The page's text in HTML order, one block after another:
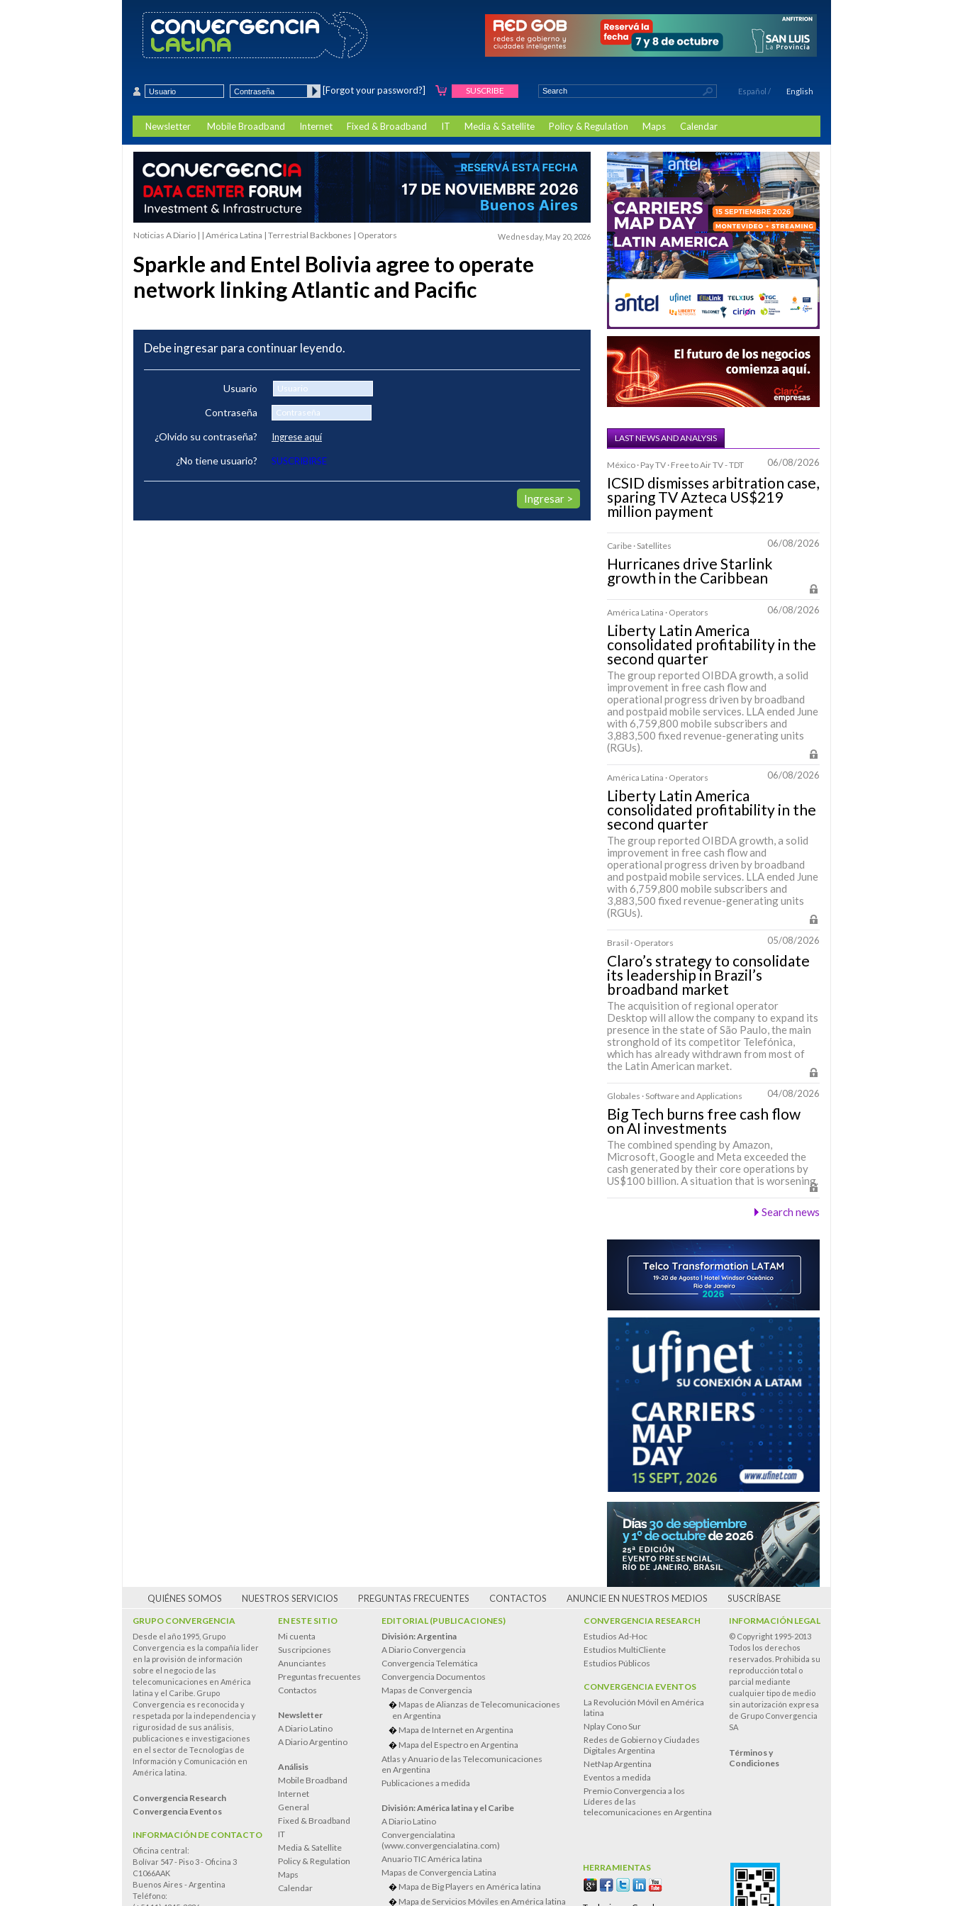
[Forgot your password?] SUSCRIBE Español / English
Newsletter Mobile Broadband Internet Fixed & Broadband IT Media & Satellite Policy & Regulation Maps Calendar
Wednesday, May 20, 2026
Noticias A Diario | | América Latina | Terrestrial Backbones | Operators
Sparkle and Entel Bolivia agree to operate
network linking Atlantic and Pacific
Debe ingresar para continuar leyendo.
Usuario
Contraseña
¿Olvido su contraseña?
Ingrese aquí
¿No tiene usuario? SUSCRIBIRSE
LAST NEWS AND ANALYSIS
México · Pay TV · Free to Air TV - TDT 06/08/2026
ICSID dismisses arbitration case,
sparing TV Azteca US$219
million payment
Caribe · Satellites 06/08/2026
Hurricanes drive Starlink
growth in the Caribbean
América Latina · Operators 06/08/2026
Liberty Latin America
consolidated profitability in the
second quarter
The group reported OIBDA growth, a solid
improvement in free cash flow and
operational progress driven by broadband
and postpaid mobile services. LLA ended June
with 6,759,800 mobile subscribers and
3,883,500 fixed revenue-generating units
(RGUs).
América Latina · Operators 06/08/2026
Liberty Latin America
consolidated profitability in the
second quarter
The group reported OIBDA growth, a solid
improvement in free cash flow and
operational progress driven by broadband
and postpaid mobile services. LLA ended June
with 6,759,800 mobile subscribers and
3,883,500 fixed revenue-generating units
(RGUs).
Brasil · Operators 05/08/2026
Claro’s strategy to consolidate
its leadership in Brazil’s
broadband market
The acquisition of regional operator
Desktop will allow the company to expand its
presence in the state of São Paulo, the main
stronghold of its competitor Telefónica,
which has already withdrawn from most of
the Latin American market.
Globales · Software and Applications 04/08/2026
Big Tech burns free cash flow
on AI investments
The combined spending by Amazon,
Microsoft, Google and Meta exceeded the
cash generated by their core operations by
US$100 billion. A situation that is worsening.
Search news
QUIÉNES SOMOS NUESTROS SERVICIOS PREGUNTAS FRECUENTES CONTACTOS ANUNCIE EN NUESTROS MEDIOS SUSCRÍBASE
GRUPO CONVERGENCIA
Desde el año 1995, Grupo
Convergencia es la compañía lider
en la provisión de información
sobre el negocio de las
telecomunicaciones en América
latina y el Caribe. Grupo
Convergencia es reconocida y
respetada por la independencia y
rigurosidad de sus análisis,
publicaciones e investigaciones
en el sector de Tecnologías de
Información y Comunicación en
América latina.
Convergencia Research
Convergencia Eventos
INFORMACIÓN DE CONTACTO
Oficina central:
Bolívar 547 - Piso 3 - Oficina 3
C1066AAK
Buenos Aires - Argentina
Teléfono:
EN ESTE SITIO
Mi cuenta
Suscripciones
Anunciantes
Preguntas frecuentes
Contactos
Newsletter
A Diario Latino
A Diario Argentino
Análisis
Mobile Broadband
Internet
General
Fixed & Broadband
IT
Media & Satellite
Policy & Regulation
Maps
Calendar
EDITORIAL (PUBLICACIONES)
División: Argentina
A Diario Convergencia
Convergencia Telemática
Convergencia Documentos
Mapas de Convergencia
Mapas de Alianzas de Telecomunicaciones
en Argentina
Mapa de Internet en Argentina
Mapa del Espectro en Argentina
Atlas y Anuario de las Telecomunicaciones
en Argentina
Publicaciones a medida
División: América latina y el Caribe
A Diario Latino
Convergencialatina
(www.convergencialatina.com)
Anuario TIC América latina
Mapas de Convergencia Latina
Mapa de Big Players en América latina
Mapa de Servicios Móviles en América latina
CONVERGENCIA RESEARCH
Estudios Ad-Hoc
Estudios MultiCliente
Estudios Públicos
CONVERGENCIA EVENTOS
La Revolución Móvil en América
latina
Nplay Cono Sur
Redes de Gobierno y Ciudades
Digitales Argentina
NetNap Argentina
Eventos a medida
Premio Convergencia a los
Líderes de las
telecomunicaciones en Argentina
INFORMACIÓN LEGAL
© Copyright 1995-2013
Todos los derechos
reservados. Prohibida su
reproducción total o
parcial mediante
cualquier tipo de medio
sin autorización expresa
de Grupo Convergencia
SA
Términos y
Condiciones
HERRAMIENTAS